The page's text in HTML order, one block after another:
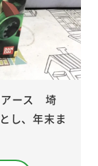
アース 埼
し、年末ま